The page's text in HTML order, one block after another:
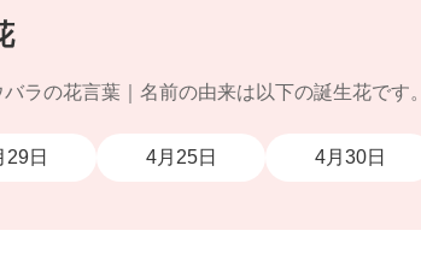
ラの花言葉｜名前の由来は以下の誕生花です。
29日 4月25日 4月30日